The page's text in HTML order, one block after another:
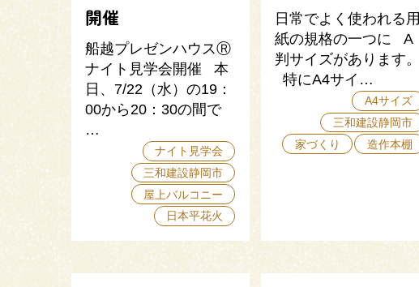
開催
船越プレゼンハウスⓇ
ナイト見学会開催 本
日、7/22（水）の19：
00から20：30の間で
…
ナイト見学会
三和建設静岡市
屋上バルコニー
日本平花火
日常でよく使われる用
紙の規格の一つに A
判サイズがあります。
特にA4サイ…
A4サイズ
三和建設静岡市
家づくり
造作本棚